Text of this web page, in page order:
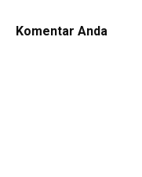
Komentar Anda